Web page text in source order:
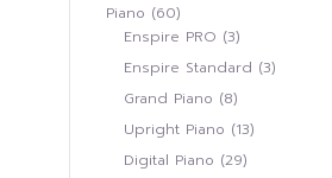
Piano 6060
สินค้า
Enspire PRO 33
สินค้า
Enspire Standard 33
Grand Piano 88
สินค้า
Upright Piano 1313
Digital Piano 2929